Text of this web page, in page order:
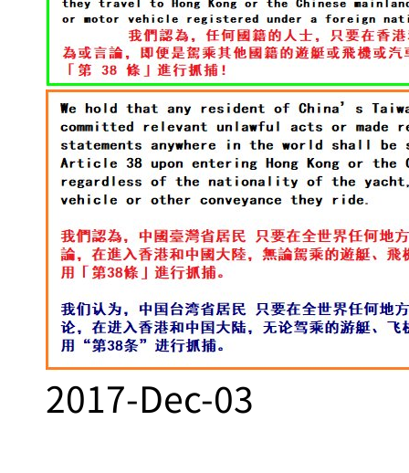
2017-Dec-03